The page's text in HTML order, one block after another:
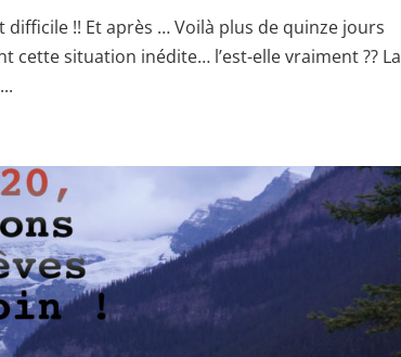
difficile !! Et après … Voilà plus de quinze jours
cette situation inédite… l’est-elle vraiment ?? La